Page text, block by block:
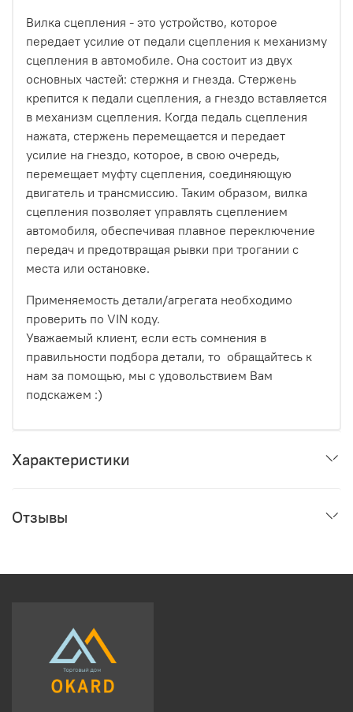
Вилка сцепления - это устройство, которое
передает усилие от педали сцепления к механизму
сцепления в автомобиле. Она состоит из двух
основных частей: стержня и гнезда. Стержень
крепится к педали сцепления, а гнездо вставляется
в механизм сцепления. Когда педаль сцепления
нажата, стержень перемещается и передает
усилие на гнездо, которое, в свою очередь,
перемещает муфту сцепления, соединяющую
двигатель и трансмиссию. Таким образом, вилка
сцепления позволяет управлять сцеплением
автомобиля, обеспечивая плавное переключение
передач и предотвращая рывки при трогании с
места или остановке.
Применяемость детали/агрегата необходимо
проверить по VIN коду.
Уважаемый клиент, если есть сомнения в
правильности подбора детали, то обращайтесь к
нам за помощью, мы с удовольствием Вам
подскажем :)
Характеристики
Отзывы